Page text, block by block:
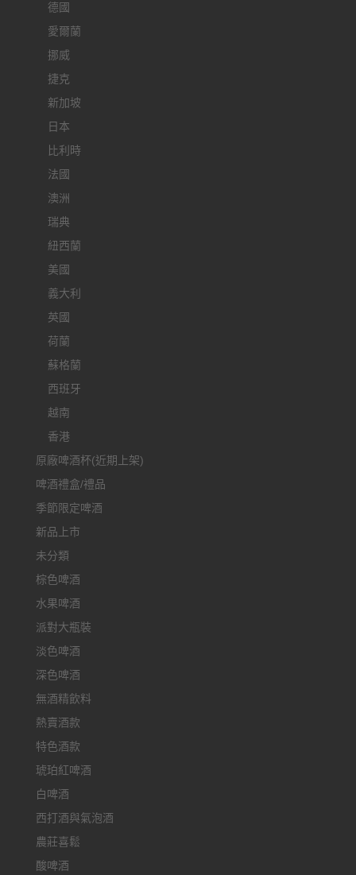
德國
愛爾蘭
挪威
捷克
新加坡
日本
比利時
法國
澳洲
瑞典
紐西蘭
美國
義大利
英國
荷蘭
蘇格蘭
西班牙
越南
香港
原廠啤酒杯(近期上架)
啤酒禮盒/禮品
季節限定啤酒
新品上市
未分類
棕色啤酒
水果啤酒
派對大瓶裝
淡色啤酒
深色啤酒
無酒精飲料
熱賣酒款
特色酒款
琥珀紅啤酒
白啤酒
西打酒與氣泡酒
農莊喜鬆
酸啤酒